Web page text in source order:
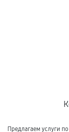
Предлагаем услуги